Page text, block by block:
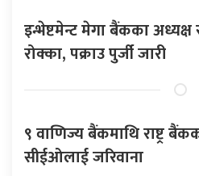
इन्भेष्टमेन्ट मेगा बैंकका
रोक्का, पक्राउ पुर्जी जारी
९ वाणिज्य बैंकमाथि राष्ट्र
सीईओलाई जरिवाना